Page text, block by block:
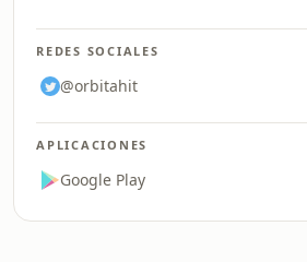
REDES SOCIALES
@orbitahit
APLICACIONES
Google Play